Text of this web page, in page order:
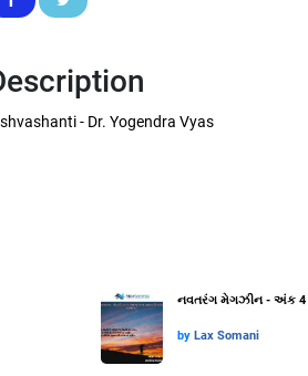
- Dr. Yogendra Vyas
નવતરંગ મેગઝીન - અંક 4
by Lax Somani